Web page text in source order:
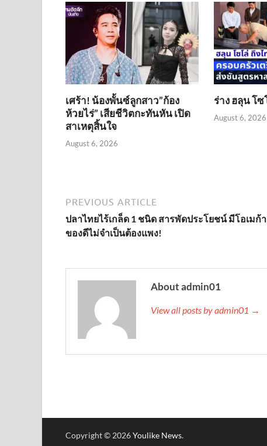
เศร้า! น้องพั้นซ์ลูกสาว”ก้อง
ห้วยไร่” เสียชีวิตกะทันหัน เปิด
สาเหตุสิ้นใจ
August 6, 2026
ร่าง ฮลุน โ
August 6, 2026
PREVIOUS ARTICLE
ปลาไทยไร้เกล็ด 1 ชนิด สารพัดประโยชน์ มีโอเมก้
ของดีไม่จำเป็นต้องแพง!
About admin01
View all posts by admin01 →
Copyright © 2026Youlike News.